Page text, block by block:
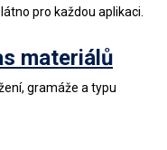
pro každou aplikaci.
materiálů
gramáže a typu